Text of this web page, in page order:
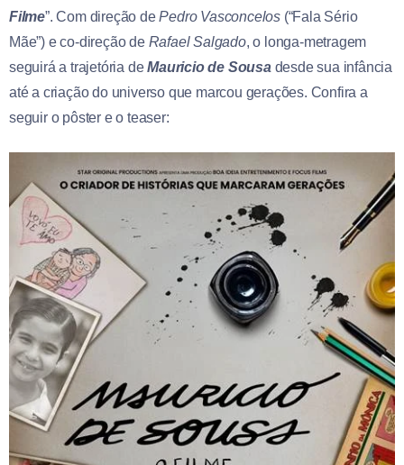
Filme”. Com direção dePedro Vasconcelos (“Fala Sério
Mãe”) e co-direção de Rafael Salgado, o longa-metragem
seguirá a trajetória deMauricio de Sousadesde sua infância
até a criação do universo que marcou gerações. Confira a
seguir o pôster e o teaser: